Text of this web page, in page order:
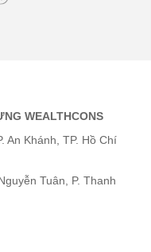
WEALTHCONS
An Khánh, TP. Hồ Chí
Tuân, P. Thanh